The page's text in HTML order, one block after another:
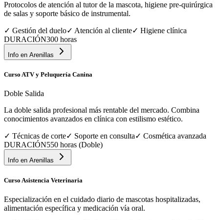
Protocolos de atención al tutor de la mascota, higiene pre-quirúrgica
de salas y soporte básico de instrumental.
✓ Gestión del duelo✓ Atención al cliente✓ Higiene clínica
DURACIÓN300 horas
Info en Arenillas
Curso ATV y Peluquería Canina
Doble Salida
La doble salida profesional más rentable del mercado. Combina
conocimientos avanzados en clínica con estilismo estético.
✓ Técnicas de corte✓ Soporte en consulta✓ Cosmética avanzada
DURACIÓN550 horas (Doble)
Info en Arenillas
Curso Asistencia Veterinaria
Especialización en el cuidado diario de mascotas hospitalizadas,
alimentación específica y medicación vía oral.